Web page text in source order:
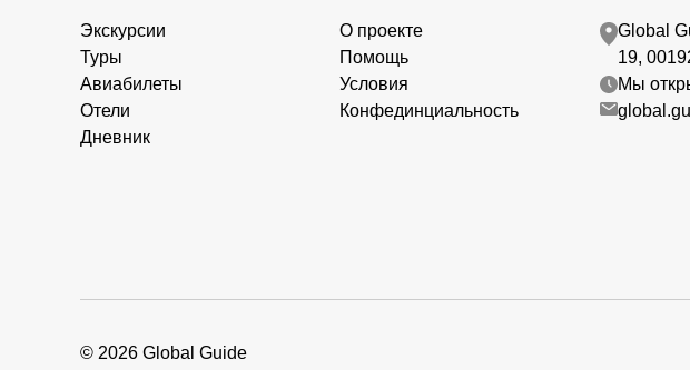
Экскурсии
Туры
Авиабилеты
Отели
Дневник
О проекте
Помощь
Условия
Конфединциальность
Global
19,
Мы
© 2026 Global Guide